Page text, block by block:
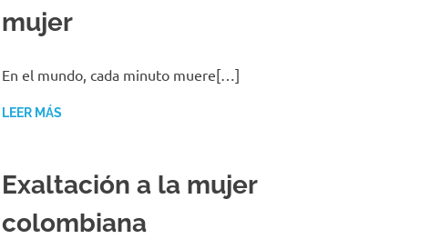
mujer
En el mundo, cada minuto muere[…]
LEER MÁS
Exaltación a la mujer
colombiana